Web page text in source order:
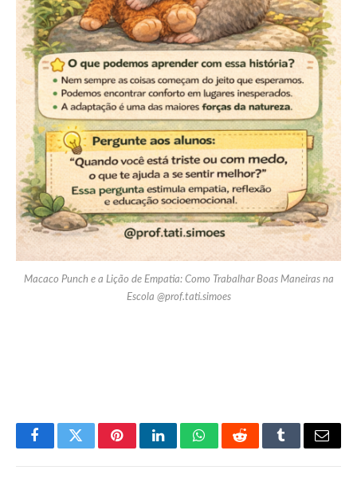
Macaco Punch e a Lição de Empatia: Como Trabalhar Boas Maneiras na
Escola @prof.tati.simoes
FacebookTwitterPinterestLinkedInWhatsAppRedditTumblrEmail